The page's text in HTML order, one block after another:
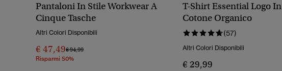
Pantaloni In Stile Workwear A
Cinque Tasche
Altri Colori Disponibili
€ 47,49Prezzo Ridotto Da
€ 94,99A
Risparmi 50%
T-Shirt Essential Logo In
Cotone Organico
(57)
Altri Colori Disponibili
€ 29,99